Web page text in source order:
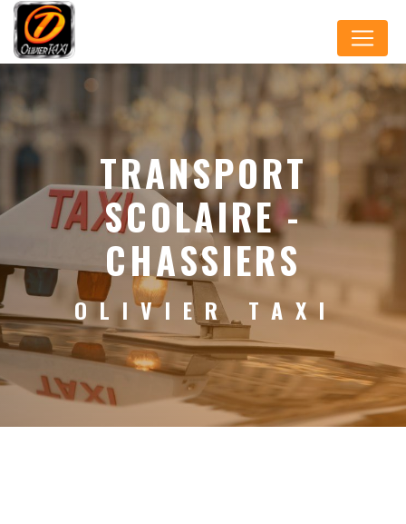
TRANSPORT
SCOLAIRE -
CHASSIERS
OLIVIER TAXI
Panneau de gestion des cookies